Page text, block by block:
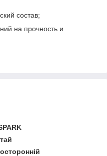
состав;
на прочность и